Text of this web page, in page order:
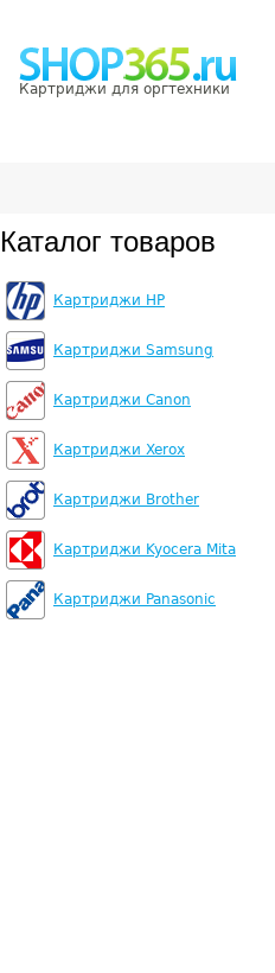
Картриджи для оргтехники
Каталог товаров
Картриджи HP
Картриджи Samsung
Картриджи Canon
Картриджи Xerox
Картриджи Brother
Картриджи Kyocera Mita
Картриджи Panasonic